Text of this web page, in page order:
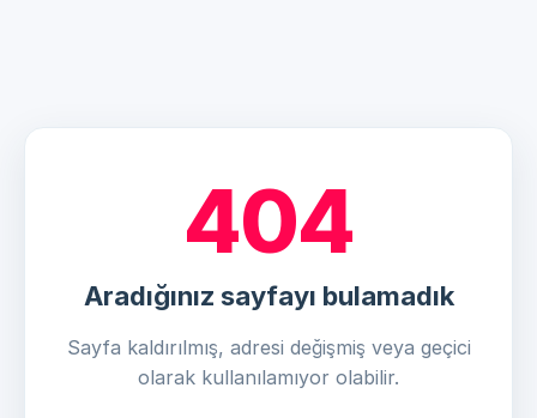
404
Aradığınız sayfayı bulamadık
Sayfa kaldırılmış, adresi değişmiş veya geçici
olarak kullanılamıyor olabilir.